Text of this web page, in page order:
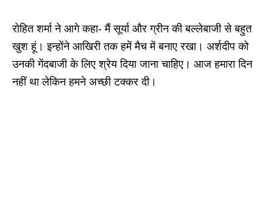
रोहित शर्मा ने आगे कहा- मैं सूर्या और ग्रीन की बल्लेबाजी से बहुत
खुश हूं। इन्होंने आखिरी तक हमें मैच में बनाए रखा। अर्शदीप को
उनकी गेंदबाजी के लिए श्रेय दिया जाना चाहिए। आज हमारा दिन
नहीं था लेकिन हमने अच्छी टक्कर दी।